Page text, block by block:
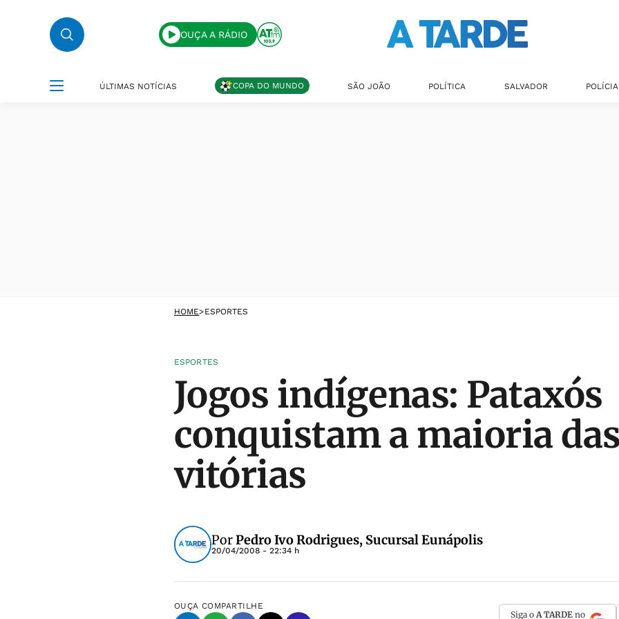
OUÇA A RÁDIO
ÚLTIMAS NOTÍCIAS COPA DO MUNDO SÃO JOÃO POLÍTICA SALVADOR POLÍCIA
HOME>ESPORTES
ESPORTES
Jogos indígenas: Pataxós
conquistam a maioria das
vitórias
PorPedro Ivo Rodrigues, Sucursal Eunápolis
20/04/2008 - 22:34 h
OUÇA COMPARTILHE
Siga o A TARDE no